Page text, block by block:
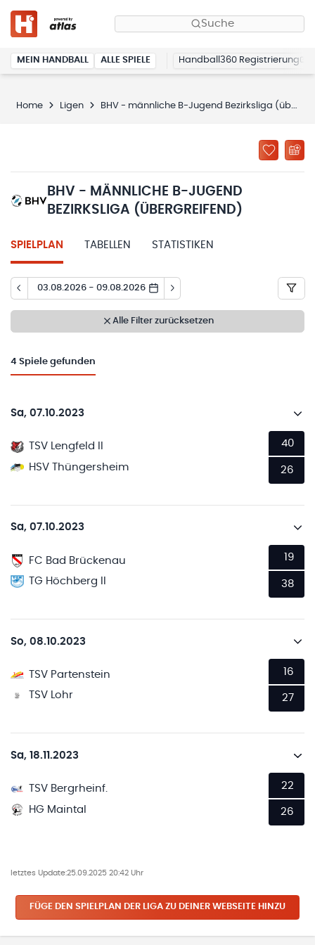
Suche
MEIN HANDBALL ALLE SPIELE Handball360 Registrierung
Home Ligen BHV - männliche B-Jugend Bezirksliga (übergreifend)
BHV - MÄNNLICHE B-JUGEND
BEZIRKSLIGA (ÜBERGREIFEND)
SPIELPLAN TABELLEN STATISTIKEN
03.08.2026 - 09.08.2026
Alle Filter zurücksetzen
4 Spiele gefunden
Sa, 07.10.2023
TSV Lengfeld II
HSV Thüngersheim
40
26
Sa, 07.10.2023
FC Bad Brückenau
TG Höchberg II
19
38
So, 08.10.2023
TSV Partenstein
TSV Lohr
16
27
Sa, 18.11.2023
TSV Bergrheinf.
HG Maintal
22
26
letztes Update:25.09.2025 20:42 Uhr
FÜGE DEN SPIELPLAN DER LIGA ZU DEINER WEBSEITE HINZU